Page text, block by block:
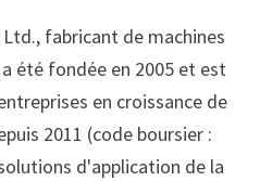
Ltd., fabricant de machines
été fondée en 2005 et est
en croissance de
2011 (code boursier :
d'application de la